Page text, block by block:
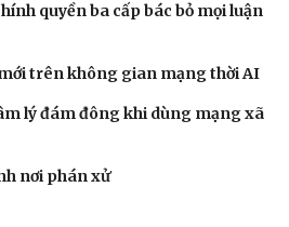
quyền lớn cho Petrovietnam
soát
hưu sĩ quan quân đội, tùy đặc thù
Cấp phép UAV phải gắn với
trời